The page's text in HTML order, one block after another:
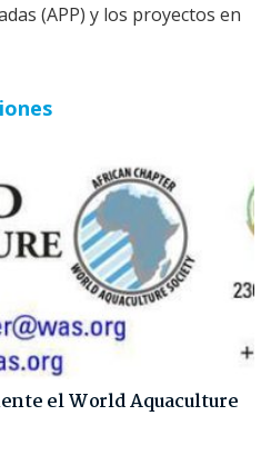
(APP) y los proyectos en
el World Aquaculture